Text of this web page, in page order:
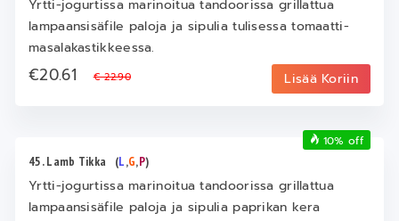
Yrtti-jogurtissa marinoitua tandoorissa grillattua
lampaansisäfile paloja ja sipulia tulisessa tomaatti-
masalakastikkeessa.
€20.61€ 22.90 Lisää Koriin
45. Lamb Tikka (L,G,P)
Yrtti-jogurtissa marinoitua tandoorissa grillattua
lampaansisäfile paloja ja sipulia paprikan kera
10% off